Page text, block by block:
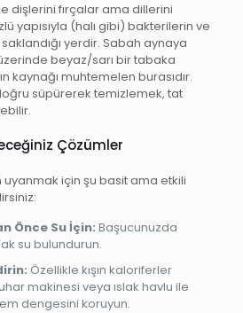
dişlerini fırçalar ama dillerini
yapısıyla (halı gibi) bakterilerin ve
yerdir. Sabah aynaya
beyaz/sarı bir tabaka
kaynağı muhtemelen burasıdır.
süpürerek temizlemek, tat
Çözümler
için şu basit ama etkili
Önce Su İçin: Başucunuzda
su bulundurun.
Özellikle kışın kaloriferler
makinesi veya ıslak havlu ile
dengesini koruyun.